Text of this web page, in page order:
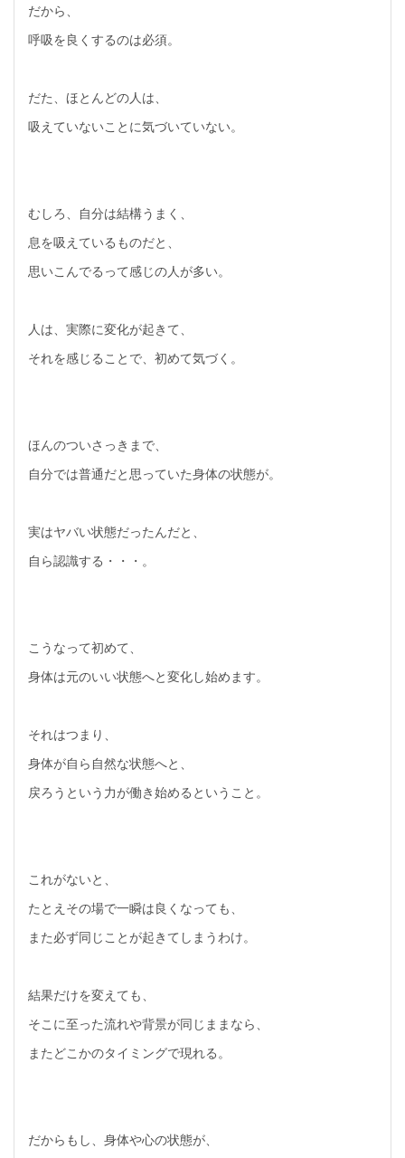
だから、
呼吸を良くするのは必須。
だた、ほとんどの人は、
吸えていないことに気づいていない。
むしろ、自分は結構うまく、
息を吸えているものだと、
思いこんでるって感じの人が多い。
人は、実際に変化が起きて、
それを感じることで、初めて気づく。
ほんのついさっきまで、
自分では普通だと思っていた身体の状態が。
実はヤバい状態だったんだと、
自ら認識する・・・。
こうなって初めて、
身体は元のいい状態へと変化し始めます。
それはつまり、
身体が自ら自然な状態へと、
戻ろうという力が働き始めるということ。
これがないと、
たとえその場で一瞬は良くなっても、
また必ず同じことが起きてしまうわけ。
結果だけを変えても、
そこに至った流れや背景が同じままなら、
またどこかのタイミングで現れる。
だからもし、身体や心の状態が、